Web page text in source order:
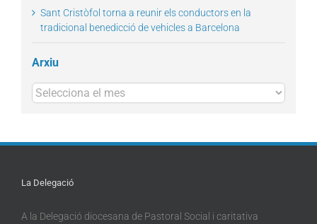
Sant Cristòfol torna a reunir els conductors en la
tradicional benedicció de vehicles a Barcelona
Arxiu
Arxius
La Delegació
A la Delegació diocesana de Pastoral Social i caritativa